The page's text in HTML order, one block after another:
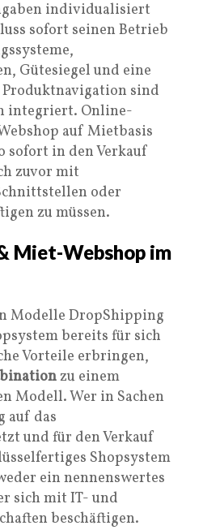
individualisiert
sofort seinen Betrieb
Gütesiegel und eine
sind
integriert. Online-
auf Mietbasis
sofort in den Verkauf
zuvor mit
oder
zu müssen.
Miet-Webshop im
Modelle DropShipping
bereits für sich
Vorteile erbringen,
zu einem
Modell. Wer in Sachen
auf das
und für den Verkauf
Shopsystem
ein nennenswertes
sich mit IT- und
beschäftigen.